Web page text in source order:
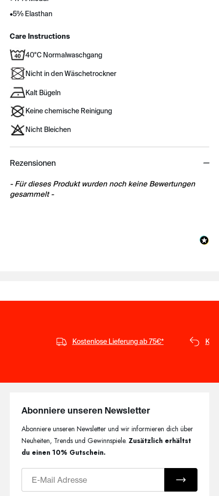
•5% Elasthan
Care Instructions
40°C Normalwaschgang
Nicht in den Wäschetrockner
Kalt Bügeln
Keine chemische Reinigung
Nicht Bleichen
Rezensionen
- Für dieses Produkt wurden noch keine Bewertungen
gesammelt -
New content loaded
Kostenlose Lieferung ab 75€*
Abonniere unseren Newsletter
Abonniere unseren Newsletter und wir informieren dich über
Neuheiten, Trends und Gewinnspiele.Zusätzlich erhältst
du einen 10% Gutschein.